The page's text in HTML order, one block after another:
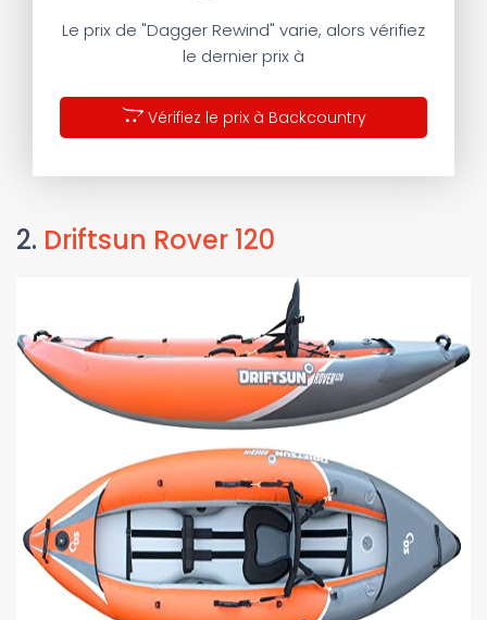
Le prix de "Dagger Rewind" varie, alors vérifiez
le dernier prix à
Vérifiez le prix à Backcountry
2. Driftsun Rover 120